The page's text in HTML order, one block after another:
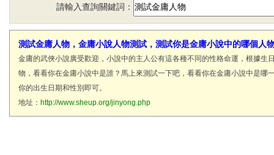
請輸入查詢關鍵詞：
測試金庸人物，金庸小說人物測試，測試你是金庸小說中的哪個人
金庸的武俠小說廣受歡迎，小說中的主人公有這各種不同的性格命運，根據生
物，看看你在金庸小說中是誰？馬上來測試一下吧，看看你在金庸小說中是哪
你的出生日期和性別即可。
地址： http://www.sheup.org/jinyong.php